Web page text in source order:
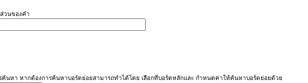
วนของคำ
ค้นหา หากต้องการค้นหาบอร์ดย่อยสามารถทำได้โดย เลือกที่บอร์ดหลักและ กำหนดค่าให้ค้นหาบอร์ดย่อยด้วย